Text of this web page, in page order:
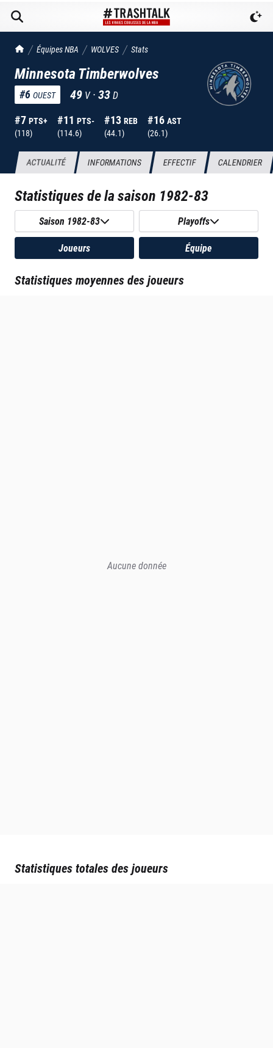
TrashTalk Actu NBA
Équipes NBA WOLVES Stats
Minnesota Timberwolves
#6 OUEST 49 V ·33D
#7 PTS+
(118)
#11 PTS-
(114.6)
#13 REB
(44.1)
#16 AST
(26.1)
ACTUALITÉ INFORMATIONS EFFECTIF CALENDRIER
Statistiques de la saison 1982-83
Saison 1982-83 Playoffs
Joueurs Équipe
Statistiques moyennes des joueurs
Aucune donnée
Statistiques totales des joueurs